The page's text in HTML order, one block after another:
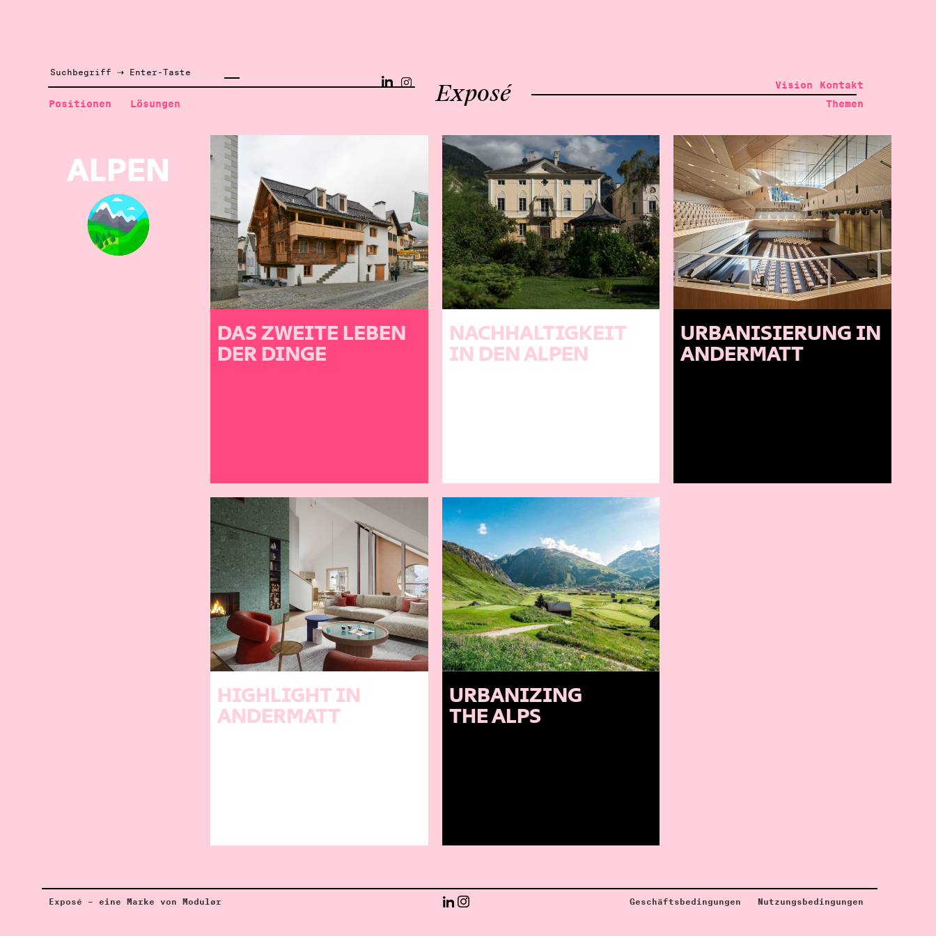
Exposé Vision
Kontakt
Positionen
Lösungen Themen
ALPEN
DAS ZWEITE LEBEN
DER DINGE
NACHHALTIGKEIT
IN DEN ALPEN
URBANISIERUNG IN
ANDERMATT
HIGHLIGHT IN
ANDERMATT
URBANIZING
THE ALPS
Exposé – eine Marke von Modulør Geschäftsbedingungen Nutzungsbedingungen